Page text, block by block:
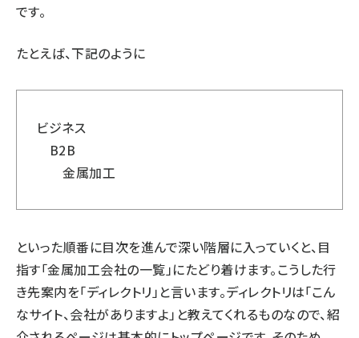
です。
たとえば、下記のように
ビジネス
B2B
金属加工
といった順番に目次を進んで深い階層に入っていくと、目
指す「金属加工会社の一覧」にたどり着けます。こうした行
き先案内を「ディレクトリ」と言います。ディレクトリは「こん
なサイト、会社がありますよ」と教えてくれるものなので、紹